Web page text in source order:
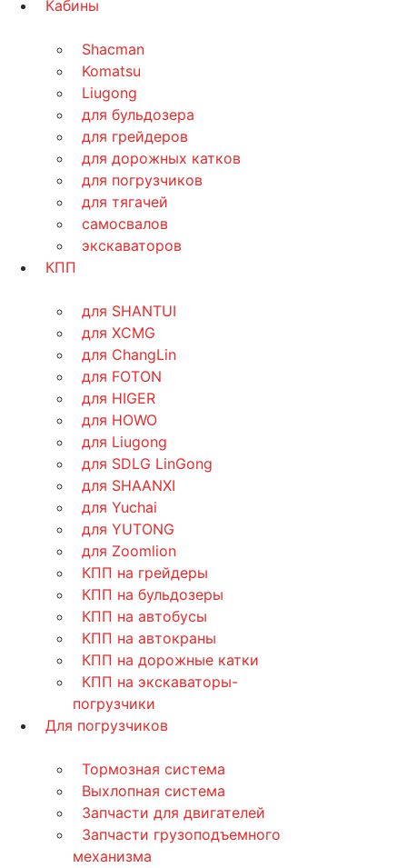
Кабины
Shacman
Komatsu
Liugong
для бульдозера
для грейдеров
для дорожных катков
для погрузчиков
для тягачей
самосвалов
экскаваторов
КПП
для SHANTUI
для XCMG
для ChangLin
для FOTON
для HIGER
для HOWO
для Liugong
для SDLG LinGong
для SHAANXI
для Yuchai
для YUTONG
для Zoomlion
КПП на грейдеры
КПП на бульдозеры
КПП на автобусы
КПП на автокраны
КПП на дорожные катки
КПП на экскаваторы-
погрузчики
Для погрузчиков
Тормозная система
Выхлопная система
Запчасти для двигателей
Запчасти грузоподъемного
механизма